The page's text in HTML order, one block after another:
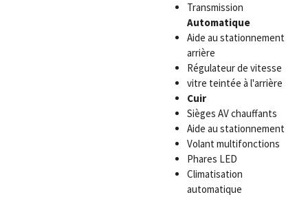
Transmission
Automatique
Aide au stationnement
arrière
Régulateur de vitesse
vitre teintée à l'arrière
Cuir
Sièges AV chauffants
Aide au stationnement
Volant multifonctions
Phares LED
Climatisation
automatique